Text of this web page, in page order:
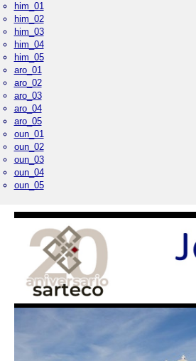
him_01
him_02
him_03
him_04
him_05
aro_01
aro_02
aro_03
aro_04
aro_05
oun_01
oun_02
oun_03
oun_04
oun_05
Palacio Real